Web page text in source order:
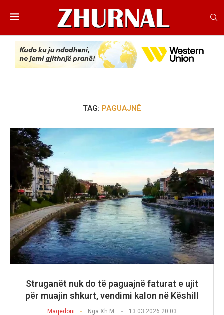
TAG: PAGUAJNË
Struganët nuk do të paguajnë faturat e ujit
për muajin shkurt, vendimi kalon në Këshill
Maqedoni Nga Xh M 13.03.2026 20:03